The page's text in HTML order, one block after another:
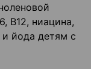
В12, ниацина,
йода детям с